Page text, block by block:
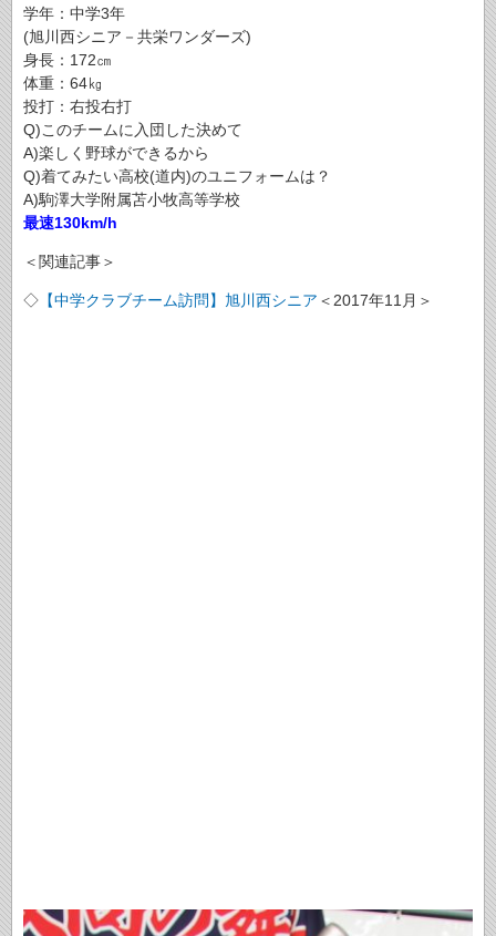
学年：中学3年
(旭川西シニア－共栄ワンダーズ)
身長：172㎝
体重：64㎏
投打：右投右打
Q)このチームに入団した決めて
A)楽しく野球ができるから
Q)着てみたい高校(道内)のユニフォームは？
A)駒澤大学附属苫小牧高等学校
最速130km/h
＜関連記事＞
◇ 【中学クラブチーム訪問】旭川西シニア ＜2017年11月＞